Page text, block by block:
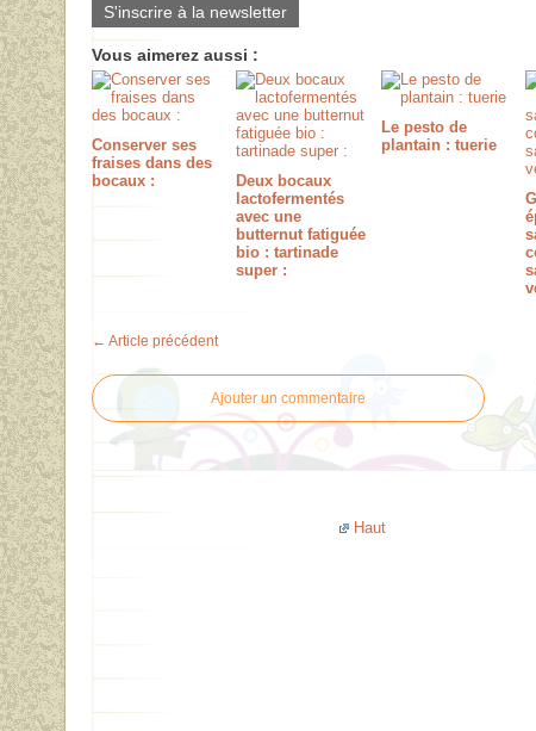
S'inscrire à la newsletter
Vous aimerez aussi :
Conserver ses
fraises dans des
bocaux :
Deux bocaux
lactofermentés
avec une
butternut fatiguée
bio : tartinade
super :
Le pesto de
plantain : tuerie
← Article précédent
Ajouter un commentaire
Haut